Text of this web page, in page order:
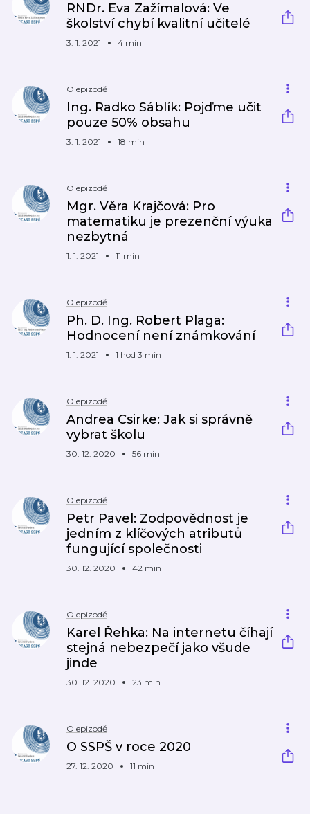
RNDr. Eva Zažímalová: Ve
školství chybí kvalitní učitelé
3. 1. 2021 4 min
O epizodě
Ing. Radko Sáblík: Pojďme učit
pouze 50% obsahu
3. 1. 2021 18 min
O epizodě
Mgr. Věra Krajčová: Pro
matematiku je prezenční výuka
nezbytná
1. 1. 2021 11 min
O epizodě
Ph. D. Ing. Robert Plaga:
Hodnocení není známkování
1. 1. 2021 1 hod 3 min
O epizodě
Andrea Csirke: Jak si správně
vybrat školu
30. 12. 2020 56 min
O epizodě
Petr Pavel: Zodpovědnost je
jedním z klíčových atributů
fungující společnosti
30. 12. 2020 42 min
O epizodě
Karel Řehka: Na internetu číhají
stejná nebezpečí jako všude
jinde
30. 12. 2020 23 min
O epizodě
O SSPŠ v roce 2020
27. 12. 2020 11 min